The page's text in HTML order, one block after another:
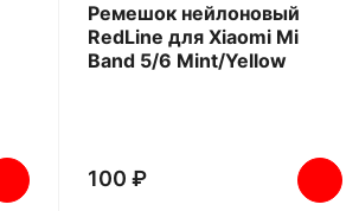
Ремешок нейлоновый
RedLine для Xiaomi Mi
Band 5/6 Mint/Yellow
100 ₽